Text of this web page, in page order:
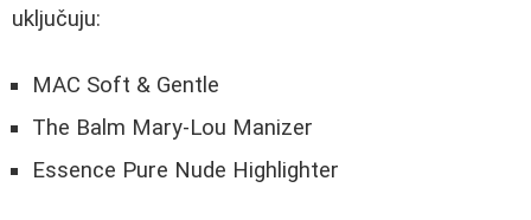
uključuju:
MAC Soft & Gentle
The Balm Mary-Lou Manizer
Essence Pure Nude Highlighter